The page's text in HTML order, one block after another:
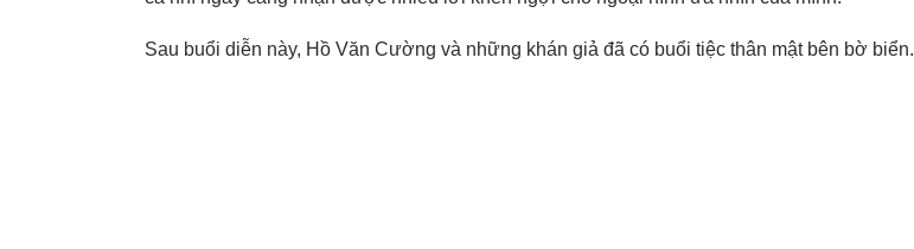
Sau buổi diễn này, Hồ Văn Cường và những khán giả đã có buổi tiệc thân mật bên bờ biển.